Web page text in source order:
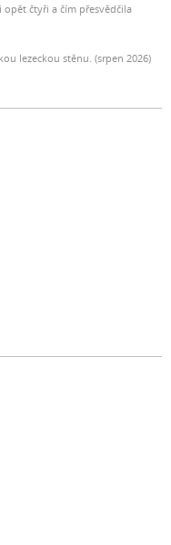
opět čtyři a čím přesvědčila
lezeckou stěnu. (srpen 2026)